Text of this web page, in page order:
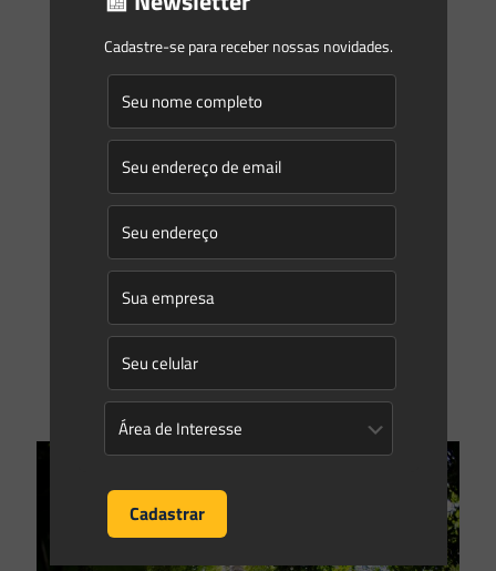
2021 Institui o procedimento administrativo para a
ambiental de que trata o[…]
SC perde R$ 40 bilhões em projetos que aguardam
licenciamento ambiental
IMA aumentou a capacidade de avaliação dos processos de
licenciamento ambiental O Instituto de Meio Ambiente de
Santa Catarina (IMA) tem 2010 processos de licenciamento
0 Read more
Cadastre-se para receber nossas novidades.